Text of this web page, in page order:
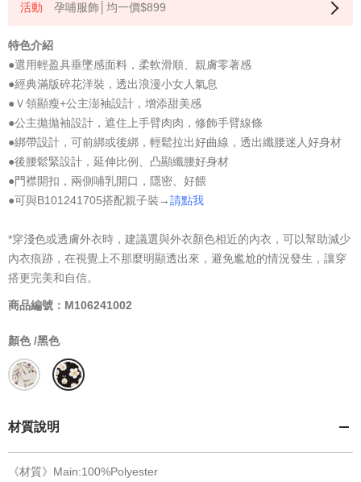
孕哺服飾│均一價$899
特色介紹
●選用輕盈具垂墜感面料，柔軟滑順、親膚零著感
●經典滿版碎花洋裝，透出浪漫小女人氣息
●Ｖ領顯瘦+公主澎袖設計，增添甜美感
●公主拋拋袖設計，遮住上手臂肉肉，修飾手臂線條
●綁帶設計，可前綁或後綁，輕鬆拉出好曲線，透出纖腰迷人好身材
●後腰鬆緊設計，延伸比例、凸顯纖腰好身材
●門襟開扣，兩側哺乳開口，隱密、好餵
●可與B101241705搭配親子裝→請點我
*穿淺色或透膚外衣時，建議選與外衣顏色相近的內衣，可以幫助減少
內衣痕跡，在視覺上不那麼明顯透出來，避免尷尬的情況發生，讓穿
搭更完美和自信。
商品編號：M106241002
顏色 /黑色
材質說明
《材質》Main:100%Polyester